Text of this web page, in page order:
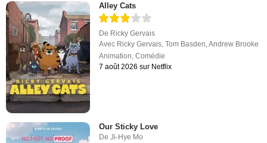
Alley Cats
De Ricky Gervais
Avec Ricky Gervais ,Tom Basden ,Andrew Brooke
Animation ,Comédie
7 août 2026 sur Netflix
Our Sticky Love
DeJi-Hye Mo